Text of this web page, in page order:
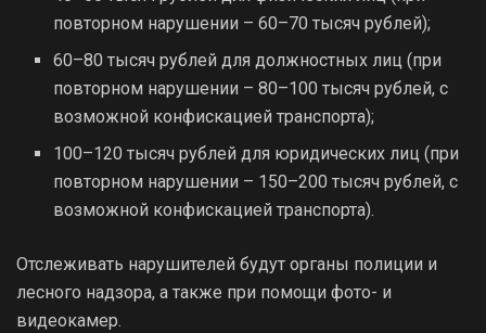
повторном нарушении – 60–70 тысяч рублей);
60–80 тысяч рублей для должностных лиц (при
повторном нарушении – 80–100 тысяч рублей, с
возможной конфискацией транспорта);
100–120 тысяч рублей для юридических лиц (при
повторном нарушении – 150–200 тысяч рублей, с
возможной конфискацией транспорта).
Отслеживать нарушителей будут органы полиции и
лесного надзора, а также при помощи фото- и
видеокамер.